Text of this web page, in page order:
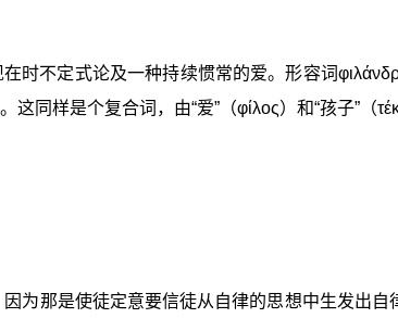
时不定式论及一种持续惯常的爱。形容词
。这同样是个复合词，由“爱”（φίλος）和“孩子”（
为那是使徒定意要信徒从自律的思想中生发出